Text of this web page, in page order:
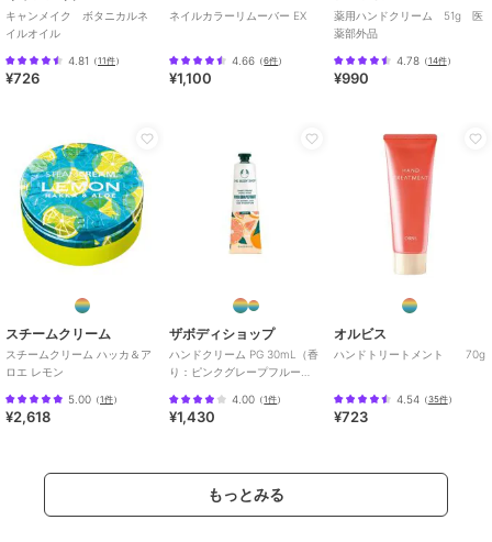
キャンメイク ボタニカルネ
イルオイル
4.81 （11件）
¥726
ネイルカラーリムーバー EX
4.66 （6件）
¥1,100
薬用ハンドクリーム 51g 医
薬部外品
4.78（14件）
¥990
スチームクリーム
スチームクリーム ハッカ＆ア
ロエ レモン
5.00 （1件）
¥2,618
ザボディショップ
ハンドクリーム PG 30mL（香
り：ピンクグレープフルー
4.00 （1件）
¥1,430
オルビス
ハンドトリートメント 70g
4.54（35件）
¥723
もっとみる